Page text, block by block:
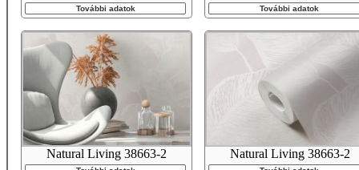
További adatok További adatok
Natural Living 38663-2 Natural Living 38663-2